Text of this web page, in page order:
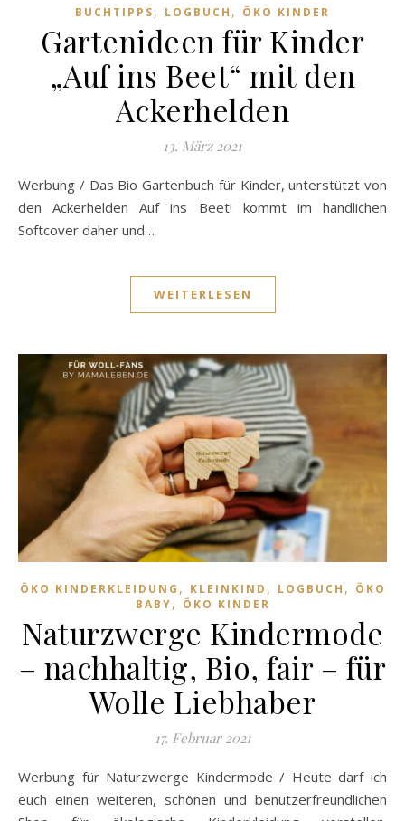
BUCHTIPPS, LOGBUCH , ÖKO KINDER
Gartenideen für Kinder
„Auf ins Beet“ mit den
Ackerhelden
13. März 2021
Werbung / Das Bio Gartenbuch für Kinder, unterstützt von
den Ackerhelden Auf ins Beet! kommt im handlichen
Softcover daher und…
WEITERLESEN
ÖKO KINDERKLEIDUNG , KLEINKIND , LOGBUCH , ÖKO
BABY, ÖKO KINDER
Naturzwerge Kindermode
– nachhaltig, Bio, fair – für
Wolle Liebhaber
17. Februar 2021
Werbung für Naturzwerge Kindermode / Heute darf ich
euch einen weiteren, schönen und benutzerfreundlichen